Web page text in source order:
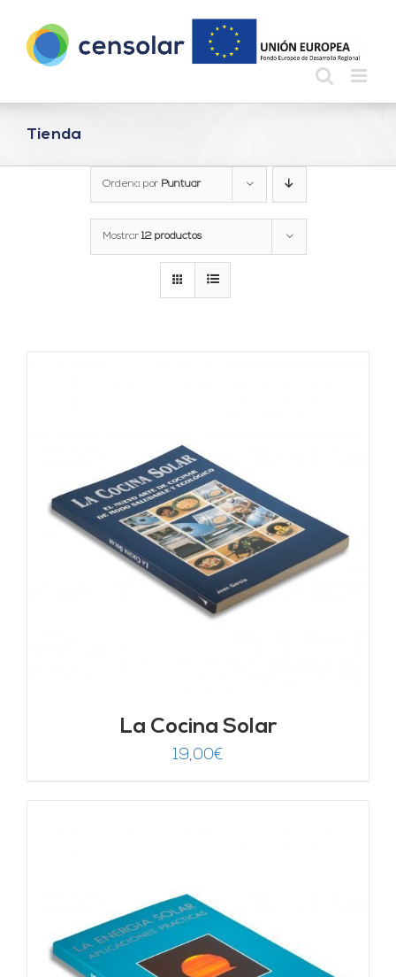
contenido
Tienda
Ordena por Puntuar
Mostrar12 productos
La Cocina Solar
19,00€